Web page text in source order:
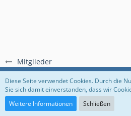
Mitglieder
Regeln Datenschutzerklärung
Community-Software:
Diese Seite verwendet Cookies. Durch die
Sie sich damit einverstanden, dass wir
Weitere Informationen
Schließen